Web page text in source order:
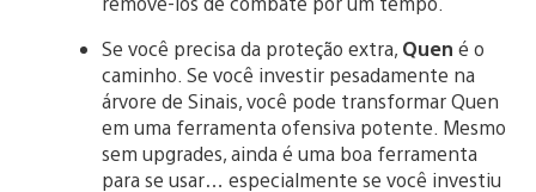
Se você precisa da proteção extra, Quen é o
caminho. Se você investir pesadamente na
árvore de Sinais, você pode transformar Quen
em uma ferramenta ofensiva potente. Mesmo
sem upgrades, ainda é uma boa ferramenta
para se usar… especialmente se você investiu